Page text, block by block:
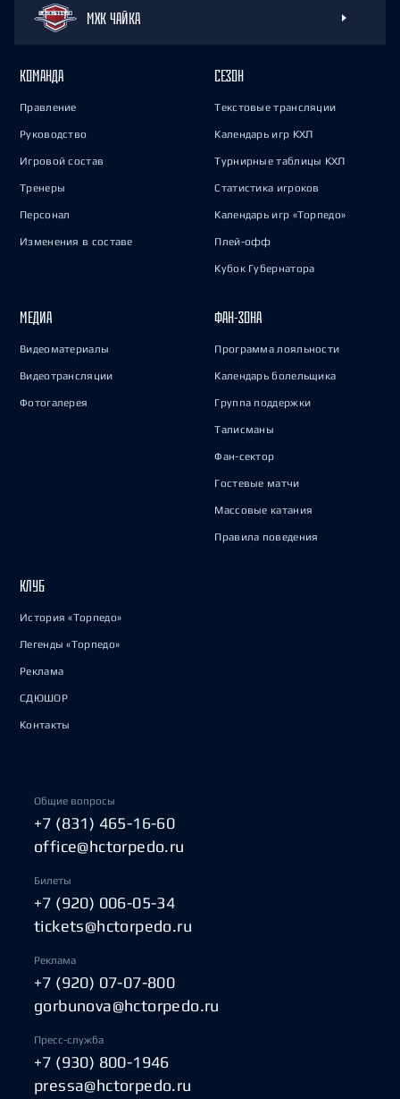
МХК ЧАЙКА
КОМАНДА
Правление
Руководство
Игровой состав
Тренеры
Персонал
Изменения в составе
СЕЗОН
Текстовые трансляции
Календарь игр КХЛ
Турнирные таблицы КХЛ
Статистика игроков
Календарь игр «Торпедо»
Плей-офф
Кубок Губернатора
МЕДИА
Видеоматериалы
Видеотрансляции
Фотогалерея
ФАН-ЗОНА
Программа лояльности
Календарь болельщика
Группа поддержки
Талисманы
Фан-сектор
Гостевые матчи
Массовые катания
Правила поведения
КЛУБ
История «Торпедо»
Легенды «Торпедо»
Реклама
СДЮШОР
Контакты
Общие вопросы
+7 (831) 465-16-60
office@hctorpedo.ru
Билеты
+7 (920) 006-05-34
tickets@hctorpedo.ru
Реклама
+7 (920) 07-07-800
gorbunova@hctorpedo.ru
Пресс-служба
+7 (930) 800-1946
pressa@hctorpedo.ru